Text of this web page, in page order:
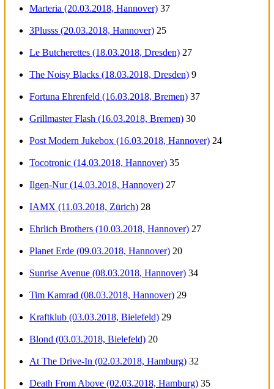
Marteria (20.03.2018, Hannover) 37
3Plusss (20.03.2018, Hannover) 25
Le Butcherettes (18.03.2018, Dresden) 27
The Noisy Blacks (18.03.2018, Dresden) 9
Fortuna Ehrenfeld (16.03.2018, Bremen) 37
Grillmaster Flash (16.03.2018, Bremen) 30
Post Modern Jukebox (16.03.2018, Hannover) 24
Tocotronic (14.03.2018, Hannover) 35
Ilgen-Nur (14.03.2018, Hannover) 27
IAMX (11.03.2018, Zürich) 28
Ehrlich Brothers (10.03.2018, Hannover) 27
Planet Erde (09.03.2018, Hannover) 20
Sunrise Avenue (08.03.2018, Hannover) 34
Tim Kamrad (08.03.2018, Hannover) 29
Kraftklub (03.03.2018, Bielefeld) 29
Blond (03.03.2018, Bielefeld) 20
At The Drive-In (02.03.2018, Hamburg) 32
Death From Above (02.03.2018, Hamburg) 35